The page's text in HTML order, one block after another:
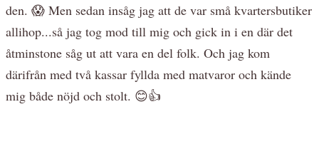
den. 😱 Men sedan insåg jag att de var små kvartersbutiker
allihop...så jag tog mod till mig och gick in i en där det
åtminstone såg ut att vara en del folk. Och jag kom
därifrån med två kassar fyllda med matvaror och kände
mig både nöjd och stolt. 😊👍